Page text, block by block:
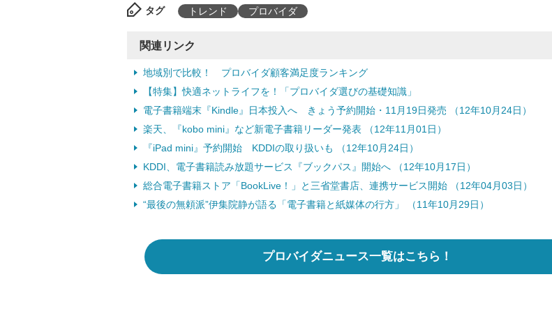
タグ トレンド プロバイダ
関連リンク
地域別で比較！ プロバイダ顧客満足度ランキング
【特集】快適ネットライフを！「プロバイダ選びの基礎知識」
電子書籍端末『Kindle』日本投入へ きょう予約開始・11月19日発売 （12年10月24日）
楽天、『kobo mini』など新電子書籍リーダー発表 （12年11月01日）
『iPad mini』予約開始 KDDIの取り扱いも （12年10月24日）
KDDI、電子書籍読み放題サービス『ブックパス』開始へ （12年10月17日）
総合電子書籍ストア「BookLive！」と三省堂書店、連携サービス開始 （12年04月03日）
“最後の無頼派”伊集院静が語る「電子書籍と紙媒体の行方」 （11年10月29日）
プロバイダニュース一覧はこちら！